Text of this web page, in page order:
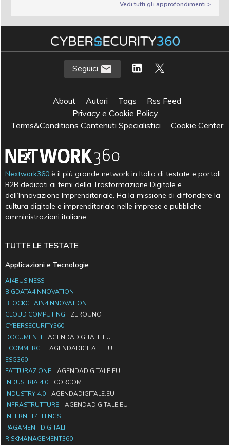
Vedi tutti gli approfondimenti >
Seguici
About Autori Tags
Rss Feed
Privacy e Cookie Policy
Terms&Conditions Contenuti Specialistici
Cookie Center
Nextwork360 è il più grande network in Italia di testate e portali
B2B dedicati ai temi della Trasformazione Digitale e
dell’Innovazione Imprenditoriale. Ha la missione di diffondere la
cultura digitale e imprenditoriale nelle imprese e pubbliche
amministrazioni italiane.
TUTTE LE TESTATE
Applicazioni e Tecnologie
AI4BUSINESS
BIGDATA4INNOVATION
BLOCKCHAIN4INNOVATION
CLOUD COMPUTING
ZEROUNO
CYBERSECURITY360
DOCUMENTI
AGENDADIGITALE.EU
ECOMMERCE
AGENDADIGITALE.EU
ESG360
FATTURAZIONE
AGENDADIGITALE.EU
INDUSTRIA 4.0
CORCOM
INDUSTRY 4.0
AGENDADIGITALE.EU
INFRASTRUTTURE
AGENDADIGITALE.EU
INTERNET4THINGS
PAGAMENTIDIGITALI
RISKMANAGEMENT360